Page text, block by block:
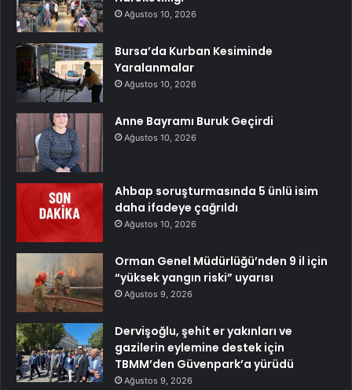
Ağustos 10, 2026
Bursa’da Kurban Kesiminde
Yaralanmalar
Ağustos 10, 2026
Anne Bayramı Buruk Geçirdi
Ağustos 10, 2026
Ahbap soruşturmasında 5 ünlü isim
daha ifadeye çağrıldı
Ağustos 10, 2026
Orman Genel Müdürlüğü’nden 9 il için
“yüksek yangın riski” uyarısı
Ağustos 9, 2026
Dervişoğlu, şehit er yakınları ve
gazilerin eylemine destek için
TBMM’den Güvenpark’a yürüdü
Ağustos 9, 2026